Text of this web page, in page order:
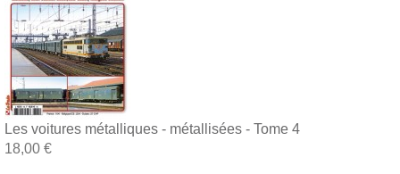
Les voitures métalliques - métallisées - Tome 4
18,00 €